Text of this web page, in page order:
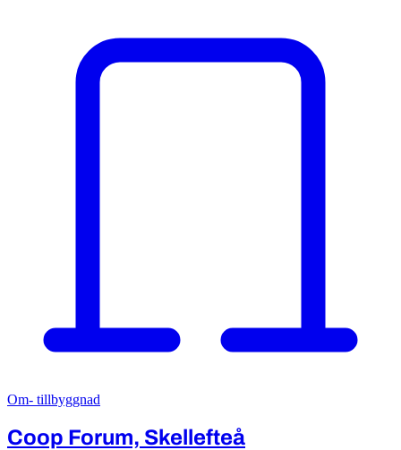
Om- tillbyggnad
Coop Forum, Skellefteå